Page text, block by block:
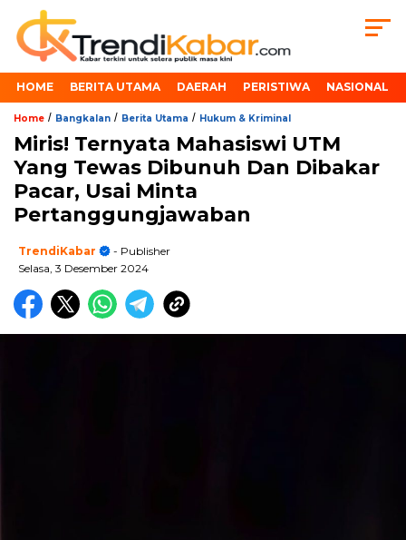
HOME BERITA UTAMA DAERAH PERISTIWA NASIONAL
Home / Bangkalan / Berita Utama / Hukum & Kriminal
Miris! Ternyata Mahasiswi UTM
Yang Tewas Dibunuh Dan Dibakar
Pacar, Usai Minta
Pertanggungjawaban
TrendiKabar
- Publisher
Selasa, 3 Desember 2024